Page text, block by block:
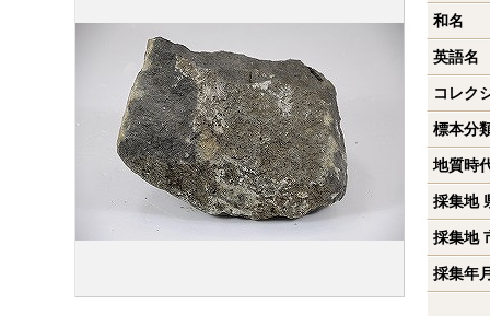
和名
英語名
コレク
標本分
地質時
採集地
採集地
採集年